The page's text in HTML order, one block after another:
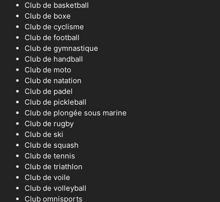
Club de basketball
Club de boxe
Club de cyclisme
Club de football
Club de gymnastique
Club de handball
Club de moto
Club de natation
Club de padel
Club de pickleball
Club de plongée sous marine
Club de rugby
Club de ski
Club de squash
Club de tennis
Club de triathlon
Club de voile
Club de volleyball
Club omnisports